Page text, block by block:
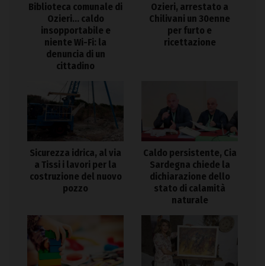
Biblioteca comunale di
Ozieri… caldo
insopportabile e
niente Wi-Fi: la
denuncia di un
cittadino
Ozieri, arrestato a
Chilivani un 30enne
per furto e
ricettazione
Sicurezza idrica, al via
a Tissi i lavori per la
costruzione del nuovo
pozzo
Caldo persistente, Cia
Sardegna chiede la
dichiarazione dello
stato di calamità
naturale